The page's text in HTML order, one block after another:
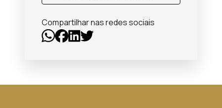
Compartilhar nas redes sociais